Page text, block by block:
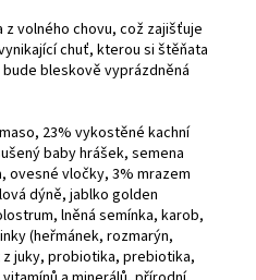
volného chovu, což zajišťuje
chuť, kterou si štěňata
bleskově vyprázdněná
23% vykostěné kachní
baby hrášek, semena
ovesné vločky, 3% mrazem
dýně, jablko golden
lněná semínka, karob,
(heřmánek, rozmarýn,
juky, probiotika, prebiotika,